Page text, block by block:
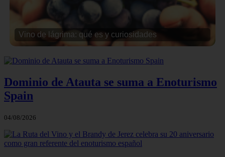
Vino de lágrima: qué es y curiosidades
Dominio de Atauta se suma a Enoturismo
Spain
04/08/2026